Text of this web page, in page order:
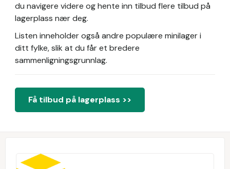
du navigere videre og hente inn tilbud flere tilbud på
lagerplass nær deg.
Listen inneholder også andre populære minilager i
ditt fylke, slik at du får et bredere
sammenligningsgrunnlag.
Få tilbud på lagerplass >>